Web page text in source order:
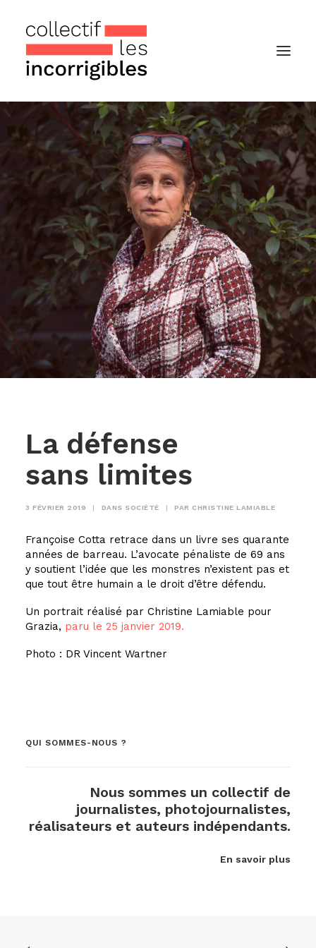
Accueil
Le collectif
Nos actualités
Notre « Incolettre » mensuelle
Recherche
La défense
sans limites
3 FÉVRIER 2019 | DANS SOCIÉTÉ | PAR CHRISTINE LAMIABLE
Françoise Cotta retrace dans un livre ses quarante
années de barreau. L’avocate pénaliste de 69 ans
y soutient l’idée que les monstres n’existent pas et
que tout être humain a le droit d’être défendu.
Un portrait réalisé par Christine Lamiable pour
Grazia, paru le 25 janvier 2019.
Photo : DR Vincent Wartner
QUI SOMMES-NOUS ?
Nous sommes un collectif de
journalistes, photojournalistes,
réalisateurs et auteurs indépendants.
En savoir plus